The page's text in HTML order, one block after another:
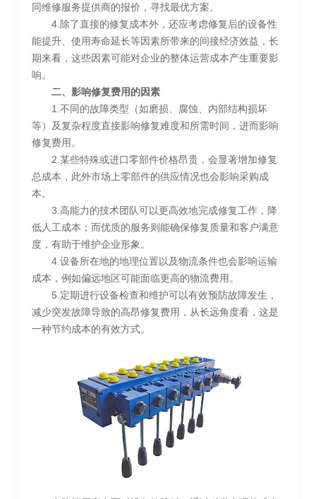
同维修服务提供商的报价，寻找最优方案。
4.除了直接的修复成本外，还应考虑修复后的设备性
能提升、使用寿命延长等因素所带来的间接经济效益，长
期来看，这些因素可能对企业的整体运营成本产生重要影
响。
二、影响修复费用的因素
1.不同的故障类型（如磨损、腐蚀、内部结构损坏
等）及复杂程度直接影响修复难度和所需时间，进而影响
修复费用。
2.某些特殊或进口零部件价格昂贵，会显著增加修复
总成本，此外市场上零部件的供应情况也会影响采购成
本。
3.高能力的技术团队可以更高效地完成修复工作，降
低人工成本；而优质的服务则能确保修复质量和客户满意
度，有助于维护企业形象。
4.设备所在地的地理位置以及物流条件也会影响运输
成本，例如偏远地区可能面临更高的物流费用。
5.定期进行设备检查和维护可以有效预防故障发生，
减少突发故障导致的高昂修复费用，从长远角度看，这是
一种节约成本的有效方式。